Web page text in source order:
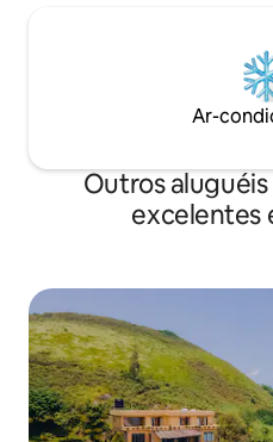
Ar-
Outros
excelentes